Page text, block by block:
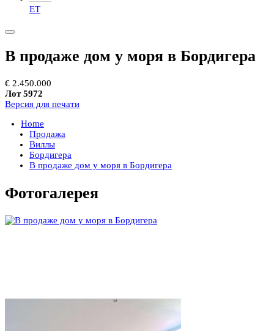
ET
В продаже дом у моря в Бордигера
€ 2.450.000
Лот 5972
Версия для печати
Home
Продажа
Виллы
Бордигера
В продаже дом у моря в Бордигера
Фотогалерея